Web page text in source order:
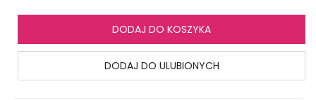
DODAJ DO KOSZYKA
DODAJ DO ULUBIONYCH